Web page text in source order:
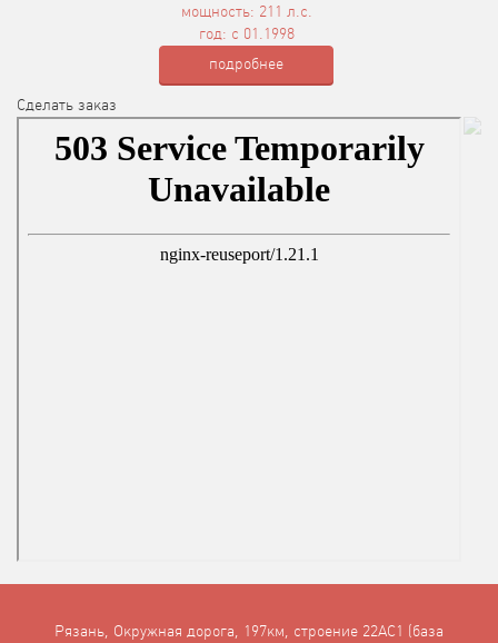
мощность: 211 л.с.
год: с 01.1998
подробнее
Сделать заказ
Рязань, Окружная дорога, 197км, строение 22АC1 (база